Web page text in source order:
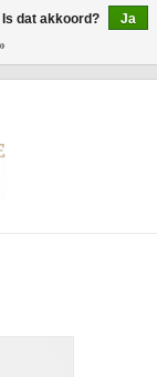
dat akkoord?
Ja